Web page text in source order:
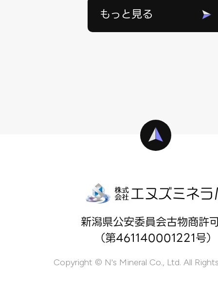
もっと見る
新潟県公安委員会古物商許
（第461140001221号）
Copyright © N's Mineral Co., Ltd. All